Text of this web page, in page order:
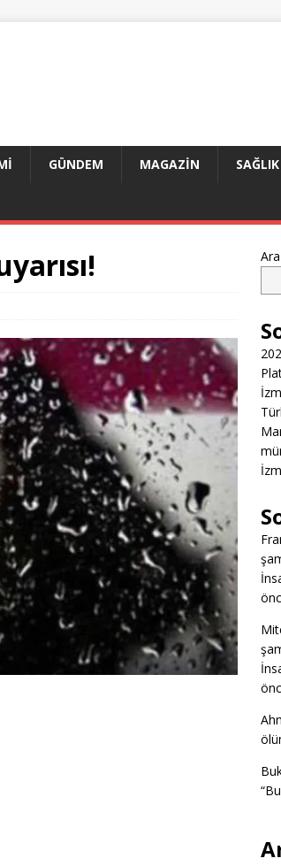
GÜNDEM MAGAZIN SAĞLIK
Ara